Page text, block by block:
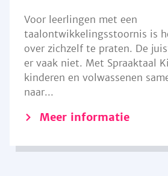
Voor leerlingen met een
taalontwikkelingsstoornis is
over zichzelf te praten. De
er vaak niet. Met Spraaktaal
kinderen en volwassenen
naar...
Meer informatie